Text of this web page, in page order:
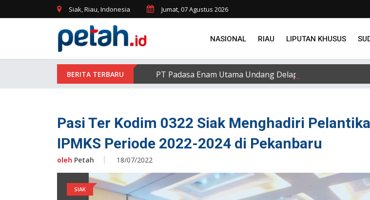
Siak, Riau, Indonesia Jumat, 07 Agustus 2026
NASIONAL RIAU LIPUTAN KHUSUS
PT Padasa Enam Utama Undang Delapan Eks Karyawan
Pasi Ter Kodim 0322 Siak Menghadiri
IPMKS Periode 2022-2024 di Pekanbaru
oleh Petah 18/07/2022
SIAK